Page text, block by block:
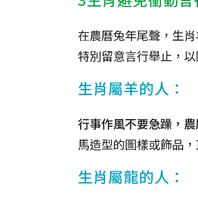
在農曆兔年尾聲，生
特別留意言行舉止，
生肖屬羊的人：
行事作風不要急躁，
馬造型的圖樣或飾品
生肖屬龍的人：